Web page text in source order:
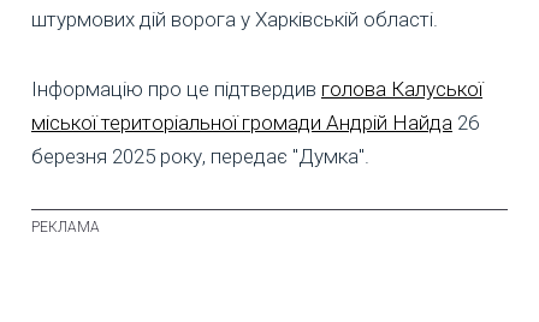
штурмових дій ворога у Харківській області.
Інформацію про це підтвердив голова Калуської
міської територіальної громади Андрій Найда 26
березня 2025 року, передає "Думка".